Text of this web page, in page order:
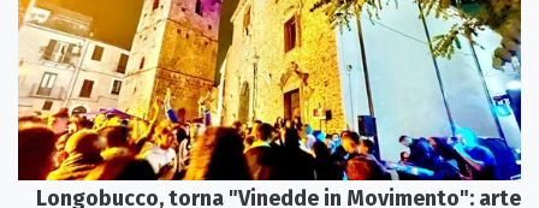
Longobucco, torna "Vinedde in Movimento": arte